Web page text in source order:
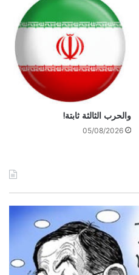
والحرب الثالثة ثابتة!
05/08/2026